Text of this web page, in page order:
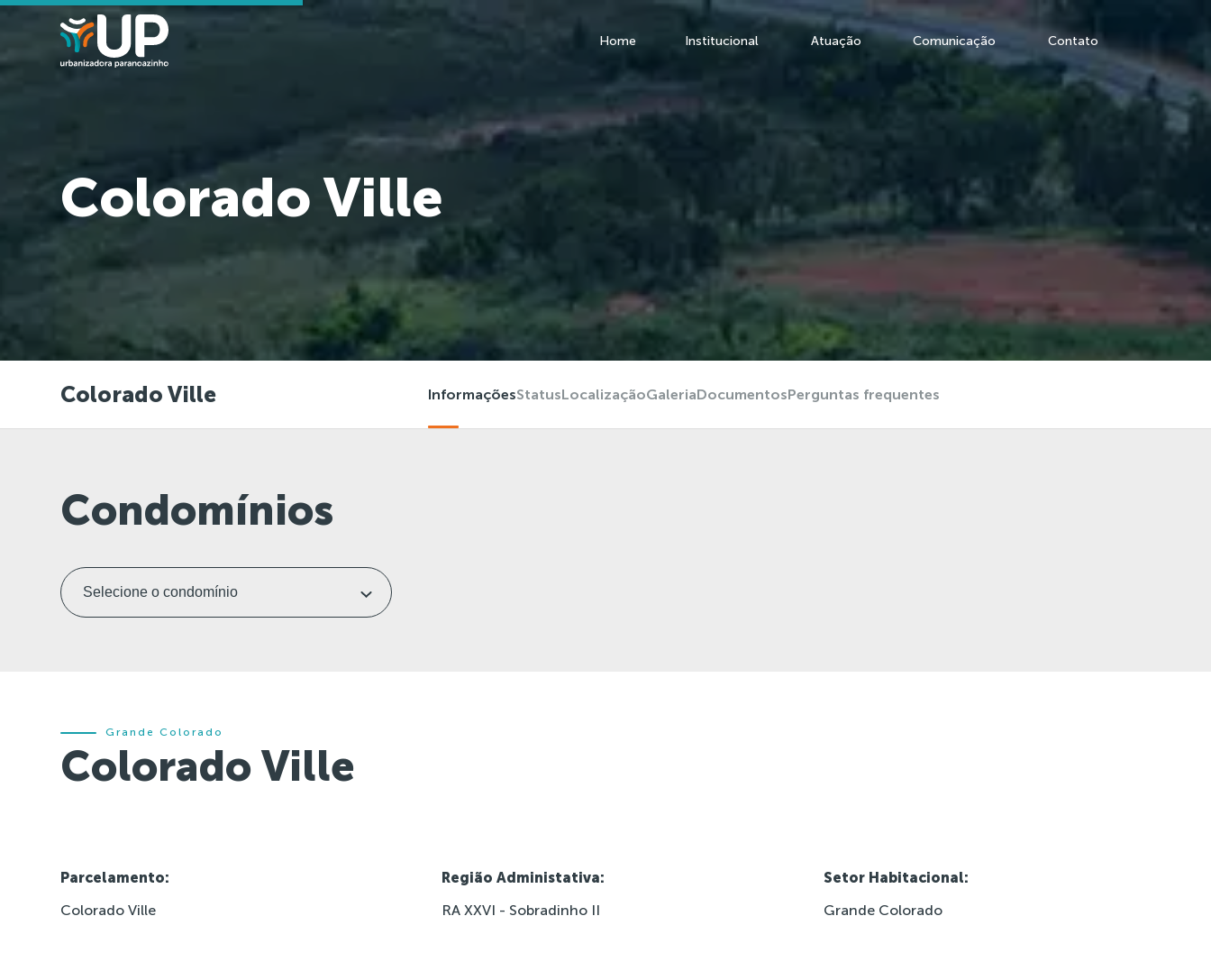
Home Institucional Atuação Comunicação Contato
Colorado Ville
Colorado Ville InformaçõesStatusLocalizaçãoGaleriaDocumentosPerguntas frequentes
Condomínios
Grande Colorado
Colorado Ville
Parcelamento:
Colorado Ville
Região Administativa:
RA XXVI - Sobradinho II
Setor Habitacional:
Grande Colorado